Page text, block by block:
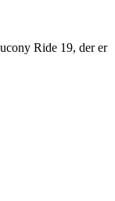
Ride 19, der er